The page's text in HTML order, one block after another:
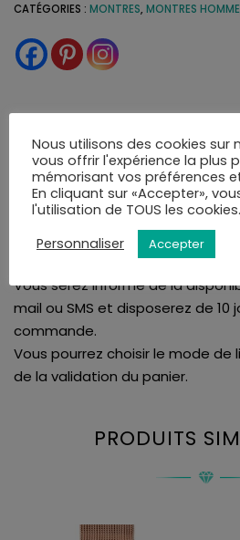
CATÉGORIES : MONTRES, MONTRES HOMME
La bijouterie Amari's vous assure
soignée. Tous nos articles sont
Nous proposons la livraison en
à l'adresse de votre choix ou en
Vous serez informé de la
mail ou SMS et disposerez de 10
commande.
Vous pourrez choisir le mode de
de la validation du panier.
PRODUITS
Nous utilisons des cookies sur
vous offrir l'expérience la plus
mémorisant vos préférences
En cliquant sur «Accepter»,
l'utilisation de TOUS les cookies.
Personnaliser
Accepter